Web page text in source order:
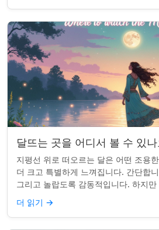
달뜨는 곳을 어디서 볼 수 있나
지평선 위로 떠오르는 달은 어떤 조용
더 크고 특별하게 느껴집니다. 간단합
그리고 놀랍도록 감동적입니다. 하지
면 잡기 쉽지 않을 수 있습니...
더 읽기 →